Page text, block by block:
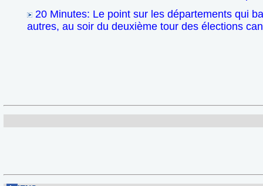
20 Minutes: Le point sur les départements qui
autres, au soir du deuxième tour des élections